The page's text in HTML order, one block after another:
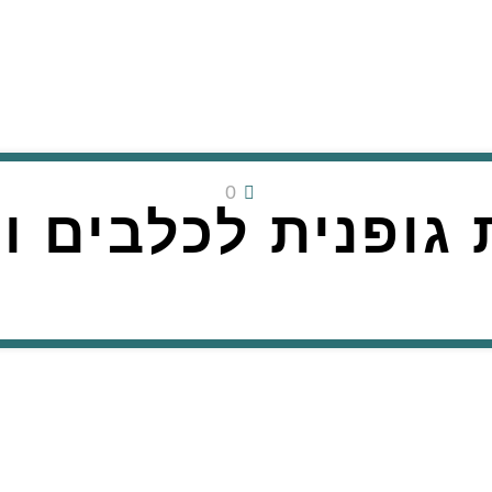
0
גופנית לכלבים